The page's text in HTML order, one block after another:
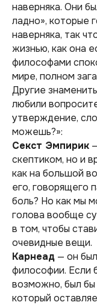
наверняка. Они
ладно», которые
наверняка, так
жизнью, как она
философами
мире, полном
Другие
любили
утверждение,
можешь?»:
Секст Эмпирик
скептиком, но и
как на большой
его, говорящего
боль? Но как мы
голова вообще
в том, чтобы
очевидные вещи.
Карнеад — он
философии. Если
возможно, был
который